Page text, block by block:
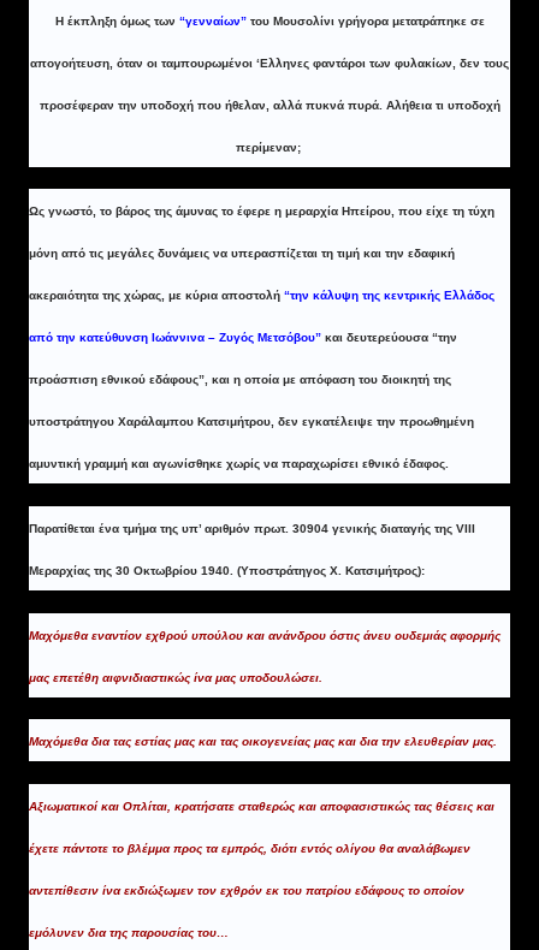
Η έκπληξη όμως των “γενναίων”του Μουσολίνι γρήγορα μετατράπηκε σε
απογοήτευση, όταν οι ταμπουρωμένοι ‘Ελληνες φαντάροι των φυλακίων, δεν τους
προσέφεραν την υποδοχή που ήθελαν, αλλά πυκνά πυρά. Αλήθεια τι υποδοχή
περίμεναν;
Ως γνωστό, το βάρος της άμυνας το έφερε η μεραρχία Ηπείρου, που είχε τη τύχη
μόνη από τις μεγάλες δυνάμεις να υπερασπίζεται τη τιμή και την εδαφική
ακεραιότητα της χώρας, με κύρια αποστολή “την κάλυψη της κεντρικής Ελλάδος
από την κατεύθυνση Ιωάννινα – Ζυγός Μετσόβου” και δευτερεύουσα “την
προάσπιση εθνικού εδάφους”, και η οποία με απόφαση του διοικητή της
υποστράτηγου Χαράλαμπου Κατσιμήτρου, δεν εγκατέλειψε την προωθημένη
αμυντική γραμμή και αγωνίσθηκε χωρίς να παραχωρίσει εθνικό έδαφος.
Παρατίθεται ένα τμήμα της υπ’ αριθμόν πρωτ. 30904 γενικής διαταγής της VIII
Μεραρχίας της 30 Οκτωβρίου 1940. (Υποστράτηγος Χ. Κατσιμήτρος):
Μαχόμεθα εναντίον εχθρού υπούλου και ανάνδρου όστις άνευ ουδεμιάς αφορμής
μας επετέθη αιφνιδιαστικώς ίνα μας υποδουλώσει.
Μαχόμεθα δια τας εστίας μας και τας οικογενείας μας και δια την ελευθερίαν μας.
Αξιωματικοί και Οπλίται, κρατήσατε σταθερώς και αποφασιστικώς τας θέσεις και
έχετε πάντοτε το βλέμμα προς τα εμπρός, διότι εντός ολίγου θα αναλάβωμεν
αντεπίθεσιν ίνα εκδιώξωμεν τον εχθρόν εκ του πατρίου εδάφους το οποίον
εμόλυνεν δια της παρουσίας του…